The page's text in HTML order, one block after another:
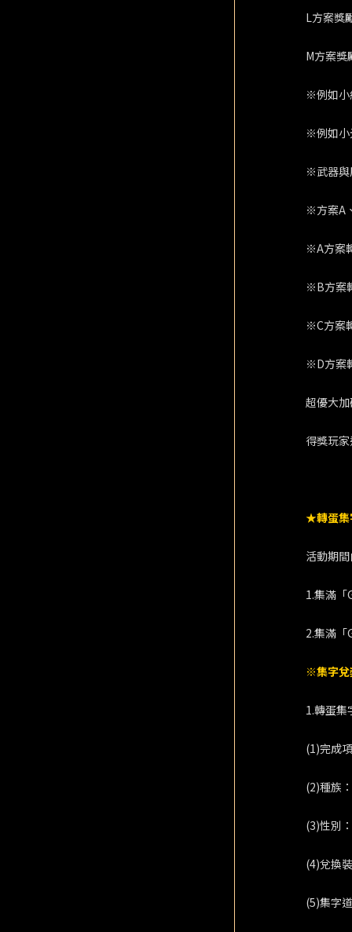
L方案獎
M方案獎
※例如小
※例如小
※武器與
※方案A
※A方案
※B方案
※C方案
※D方案
超優大
得獎玩
★轉蛋集
活動期
1.集滿「
2.集滿「
※集字
1.轉蛋集
(1)完成
(2)種族
(3)性別
(4)兌換
(5)集字